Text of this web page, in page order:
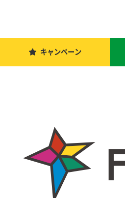
キャンペーン